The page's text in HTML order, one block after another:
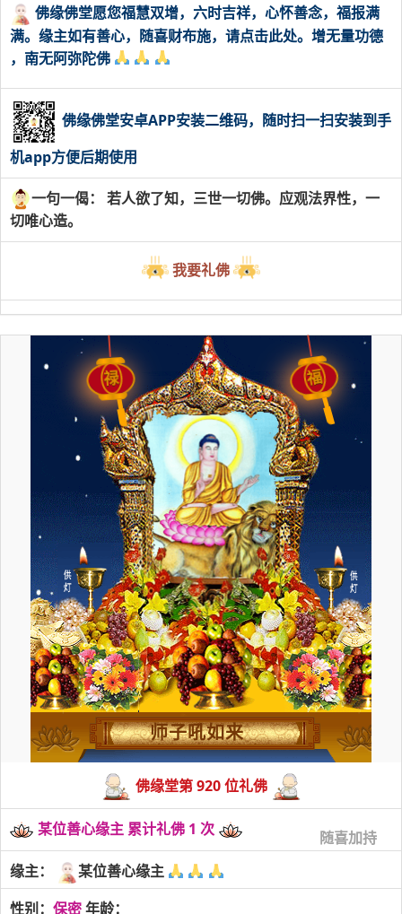
佛缘佛堂愿您福慧双增，六时吉祥，心怀善念，福报满
满。缘主如有善心，随喜财布施，请点击此处。增无量功德
，南无阿弥陀佛
佛缘佛堂安卓APP安装二维码，随时扫一扫安装到手
机app方便后期使用
一句一偈： 若人欲了知，三世一切佛。应观法界性，一
切唯心造。
我要礼佛
福
禄
师子吼如来
佛缘堂第 920 位礼佛
某位善心缘主 累计礼佛 1 次 随喜加持
缘主：
某位善心缘主
性别： 保密年龄：